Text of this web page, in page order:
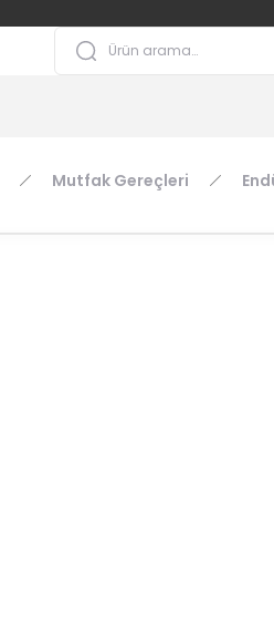
Mutfak Gereçleri